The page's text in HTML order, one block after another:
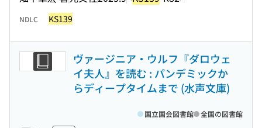
NDLC KS139
ヴァージニア・ウルフ『ダロウェ
イ夫人』を読む : パンデミックか
らディープタイムまで (水声文庫)
国立国会図書館 全国の図書館